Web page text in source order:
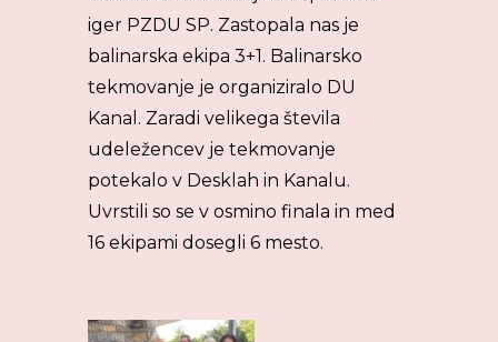
iger PZDU SP. Zastopala nas je
balinarska ekipa 3+1. Balinarsko
tekmovanje je organiziralo DU
Kanal. Zaradi velikega števila
udeležencev je tekmovanje
potekalo v Desklah in Kanalu.
Uvrstili so se v osmino finala in med
16 ekipami dosegli 6 mesto.